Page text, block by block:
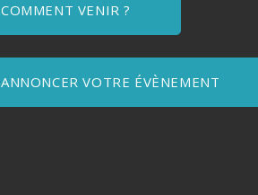
COMMENT VENIR ?
ANNONCER VOTRE ÉVÈNEMENT